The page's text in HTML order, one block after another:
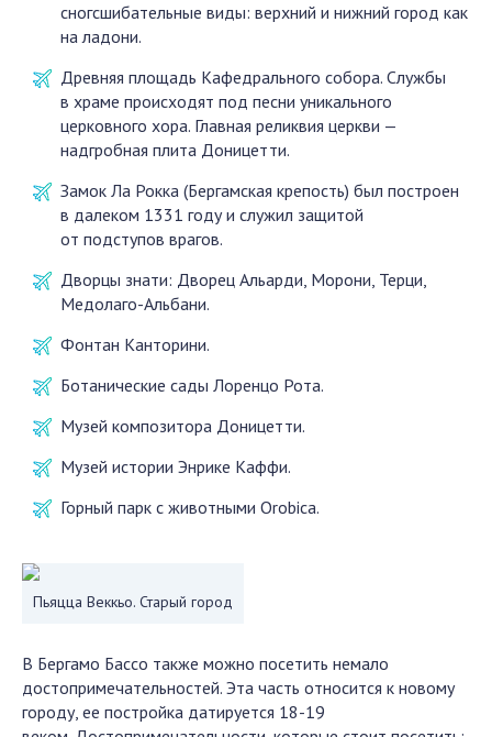
сногсшибательные виды: верхний и нижний город как
на ладони.
Древняя площадь Кафедрального собора. Службы
в храме происходят под песни уникального
церковного хора. Главная реликвия церкви —
надгробная плита Доницетти.
Замок Ла Рокка (Бергамская крепость) был построен
в далеком 1331 году и служил защитой
от подступов врагов.
Дворцы знати: Дворец Альарди, Морони, Терци,
Медолаго-Альбани.
Фонтан Канторини.
Ботанические сады Лоренцо Рота.
Музей композитора Доницетти.
Музей истории Энрике Каффи.
Горный парк с животными Orobica.
Пьяцца Веккьо. Старый город
В Бергамо Бассо также можно посетить немало
достопримечательностей. Эта часть относится к новому
городу, ее постройка датируется 18-19